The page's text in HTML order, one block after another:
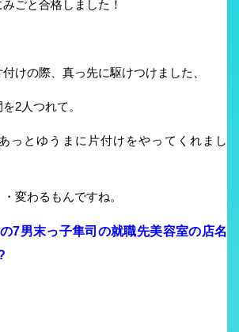
ごと合格しました！
けの際、真っ先に駆けつけました、
2人つれて。
っとゆうまに片付けをやってくれまし
変わるもんですね。
7男末っ子隼司の就職先美容室の店名